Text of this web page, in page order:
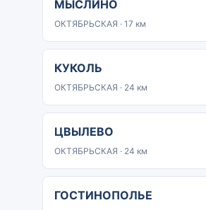
МЫСЛИНО
ОКТЯБРЬСКАЯ · 17 км
КУКОЛЬ
ОКТЯБРЬСКАЯ · 24 км
ЦВЫЛЕВО
ОКТЯБРЬСКАЯ · 24 км
ГОСТИНОПОЛЬЕ